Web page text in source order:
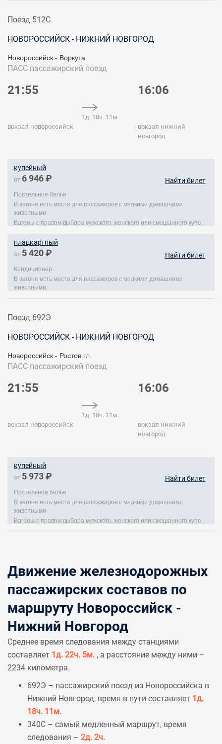
Поезд 512С
НОВОРОССИЙСК - НИЖНИЙ НОВГОРОД
Новороссийск - Воркута
ПАСС пассажирский поезд
21:55
вокзал новороссийск
1д. 18ч. 11м.
16:06
вокзал нижний
новгород
купейный
от 6 946 ₽ Найти билет
Постельное белье
В вагоне есть места для пассажиров с мелкими домашними
животными
Вагоны с правом выбора мужского, женского или смешанного купе.
плацкартный
от 5 420 ₽ Найти билет
Кондиционер
В вагоне есть места для пассажиров с мелкими домашними
животными
Поезд 692Э
НОВОРОССИЙСК - НИЖНИЙ НОВГОРОД
Новороссийск - Ростов гл
ПАСС пассажирский поезд
21:55
вокзал новороссийск
1д. 18ч. 11м.
16:06
вокзал нижний
новгород
купейный
от 5 973 ₽ Найти билет
Постельное белье
В вагоне есть места для пассажиров с мелкими домашними
животными
Вагоны с правом выбора мужского, женского или смешанного купе.
Движение железнодорожных
пассажирских составов по
маршруту Новороссийск -
Нижний Новгород
Среднее время следования между станциями
составляет 1д. 22ч. 5м. , а расстояние между ними –
2234 километра.
692Э – пассажирский поезд из Новороссийска в
Нижний Новгород, время в пути составляет 1д.
18ч. 11м.
340С – самый медленный маршрут, время
следования – 2д. 2ч.